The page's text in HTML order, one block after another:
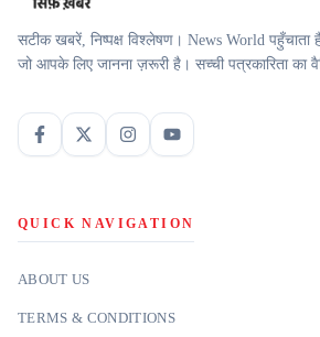
सटीक खबरें, निष्पक्ष विश्लेषण। News World
जो आपके लिए जानना ज़रूरी है। सच्ची पत्रकारिता का
QUICK NAVIGATION
ABOUT US
TERMS & CONDITIONS